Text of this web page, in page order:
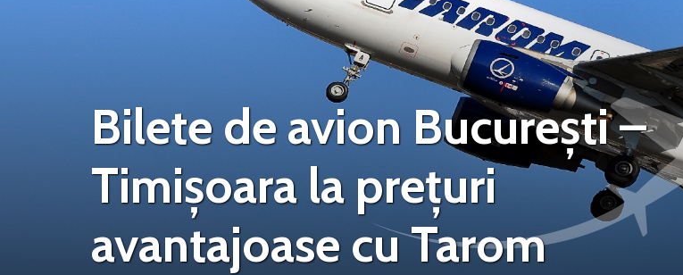
Bilete de avion București –
Timișoara la prețuri
avantajoase cu Tarom